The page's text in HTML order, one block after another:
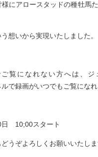
にアロースタッドの種牡馬
想いから実現いたしました。
覧になれない方へは、ジ
で録画がいつでもご覧になれ
10;00スタート
うぞよろしくお願いいたしま